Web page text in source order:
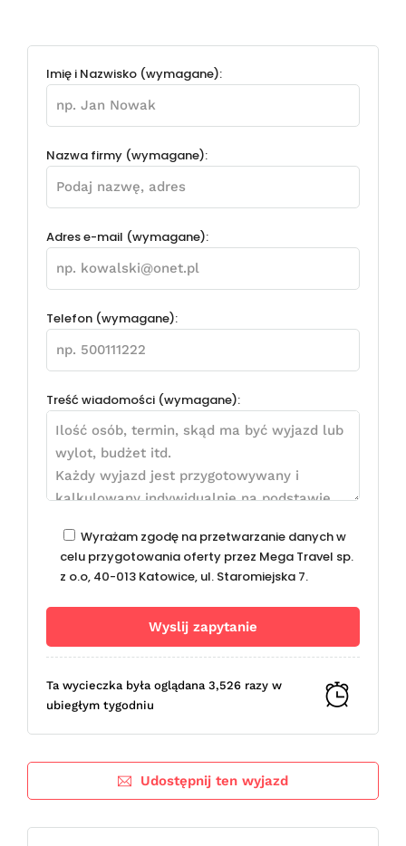
Imię i Nazwisko (wymagane):
Nazwa firmy (wymagane):
Adres e-mail (wymagane):
Telefon (wymagane):
Treść wiadomości (wymagane):
Wyrażam zgodę na przetwarzanie danych w
celu przygotowania oferty przez Mega Travel sp.
z o.o, 40-013 Katowice, ul. Staromiejska 7.
Ta wycieczka była oglądana 3,526 razy w
ubiegłym tygodniu
Udostępnij ten wyjazd